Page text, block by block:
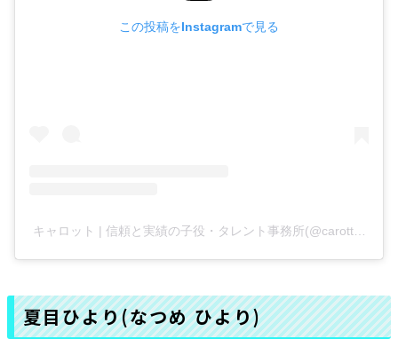
この投稿をInstagramで見る
キャロット | 信頼と実績の子役・タレント事務所
夏目ひより(なつめ ひより)